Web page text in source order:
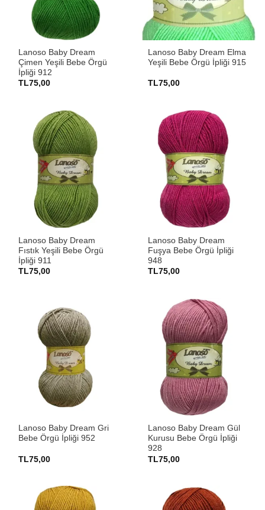
Lanoso Baby Dream
Çimen Yeşili Bebe Örgü
İpliği 912
TL75,00
Lanoso Baby Dream Elma
Yeşili Bebe Örgü İpliği 915
TL75,00
Lanoso Baby Dream
Fıstık Yeşili Bebe Örgü
İpliği 911
TL75,00
Lanoso Baby Dream
Fuşya Bebe Örgü İpliği
948
TL75,00
Lanoso Baby Dream Gri
Bebe Örgü İpliği 952
TL75,00
Lanoso Baby Dream Gül
Kurusu Bebe Örgü İpliği
928
TL75,00